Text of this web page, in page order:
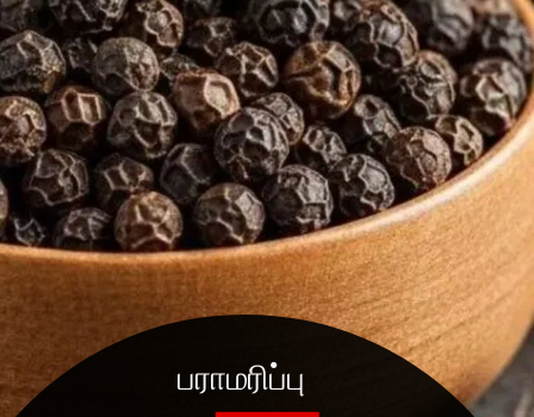
பராமரிப்பு